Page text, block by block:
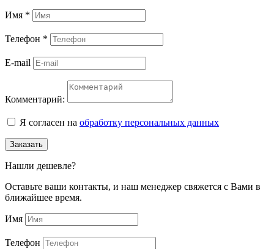
Имя *
Телефон *
E-mail
Комментарий:
Я согласен на обработку персональных данных
Заказать
Нашли дешевле?
Оставьте ваши контакты, и наш менеджер свяжется с Вами в
ближайшее время.
Имя
Телефон